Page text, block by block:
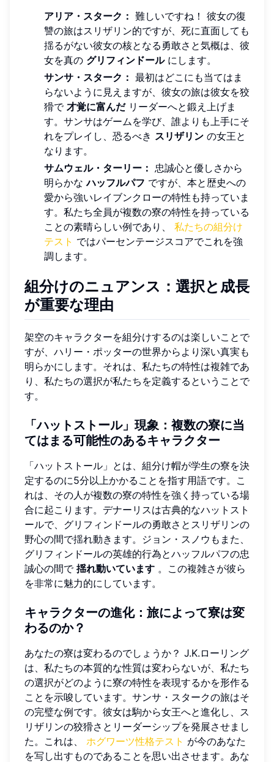
アリア・スターク： 難しいですね！ 彼女の復
讐の旅はスリザリン的ですが、死に直面しても
揺るがない彼女の核となる勇敢さと気概は、彼
女を真の グリフィンドールにします。
サンサ・スターク： 最初はどこにも当てはま
らないように見えますが、彼女の旅は彼女を狡
猾で 才覚に富んだリーダーへと鍛え上げま
す。サンサはゲームを学び、誰よりも上手にそ
れをプレイし、恐るべき スリザリン の女王と
なります。
サムウェル・ターリー： 忠誠心と優しさから
明らかなハッフルパフ ですが、本と歴史への
愛から強いレイブンクローの特性も持っていま
す。私たち全員が複数の寮の特性を持っている
ことの素晴らしい例であり、 私たちの組分け
テスト ではパーセンテージスコアでこれを強
調します。
組分けのニュアンス：選択と成長
が重要な理由
架空のキャラクターを組分けするのは楽しいことで
すが、ハリー・ポッターの世界からより深い真実も
明らかにします。それは、私たちの特性は複雑であ
り、私たちの選択が私たちを定義するということで
す。
「ハットストール」現象：複数の寮に当
てはまる可能性のあるキャラクター
「ハットストール」とは、組分け帽が学生の寮を決
定するのに5分以上かかることを指す用語です。こ
れは、その人が複数の寮の特性を強く持っている場
合に起こります。デナーリスは古典的なハットスト
ールで、グリフィンドールの勇敢さとスリザリンの
野心の間で揺れ動きます。ジョン・スノウもまた、
グリフィンドールの英雄的行為とハッフルパフの忠
誠心の間で 揺れ動いています 。この複雑さが彼ら
を非常に魅力的にしています。
キャラクターの進化：旅によって寮は変
わるのか？
あなたの寮は変わるのでしょうか？ J.K.ローリング
は、私たちの本質的な性質は変わらないが、私たち
の選択がどのように寮の特性を表現するかを形作る
ことを示唆しています。サンサ・スタークの旅はそ
の完璧な例です。彼女は駒から女王へと進化し、ス
リザリンの狡猾さとリーダーシップを発展させまし
た。これは、 ホグワーツ性格テスト が今のあなた
を写し出すものであることを思い出させます。あな